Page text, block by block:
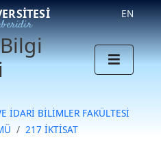
EN
İDARİ BİLİMLER FAKÜLTESİ
217 İKTİSAT